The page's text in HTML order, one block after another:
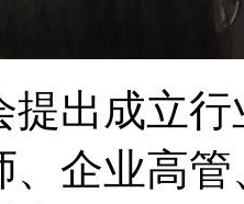
提出成立
、企业高